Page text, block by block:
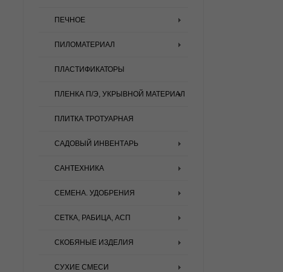
ПЕЧНОЕ
ПИЛОМАТЕРИАЛ
ПЛАСТИФИКАТОРЫ
ПЛЕНКА П/Э, УКРЫВНОЙ МАТЕРИАЛ
ПЛИТКА ТРОТУАРНАЯ
САДОВЫЙ ИНВЕНТАРЬ
САНТЕХНИКА
СЕМЕНА. УДОБРЕНИЯ
СЕТКА, РАБИЦА, АСП
СКОБЯНЫЕ ИЗДЕЛИЯ
СУХИЕ СМЕСИ